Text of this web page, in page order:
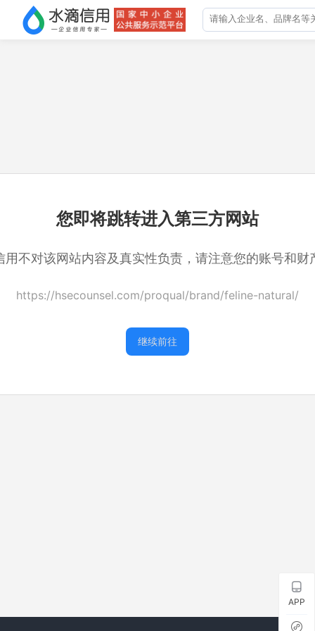
您即将跳转进入第三方网站
用不对该网站内容及真实性负责，请注意您的账号和财
https://hsecounsel.com/proqual/brand/feline-natural/
继续前往
APP